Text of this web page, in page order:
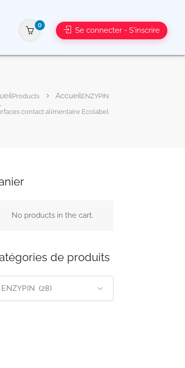
0
Se connecter - S'inscrire
Products ENZYPIN
contact alimentaire Ecolabel
No products in the cart.
de produits
ENZYPIN (28)